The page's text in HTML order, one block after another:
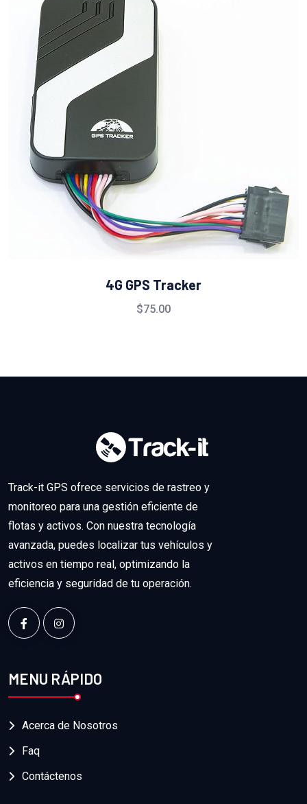
4G GPS Tracker
$75.00
Track-it GPS ofrece servicios de rastreo y
monitoreo para una gestión eficiente de
flotas y activos. Con nuestra tecnología
avanzada, puedes localizar tus vehículos y
activos en tiempo real, optimizando la
eficiencia y seguridad de tu operación.
MENU RÁPIDO
Acerca de Nosotros
Faq
Contáctenos